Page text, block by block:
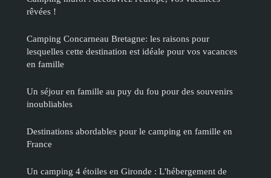
rêvées !
Camping Concarneau Bretagne: les raisons pour
lesquelles cette destination est idéale pour vos vacances
en famille
Un séjour en famille au puy du fou pour des souvenirs
inoubliables
Destinations abordables pour le camping en famille en
France
Un camping 4 étoiles en Gironde : L'hébergement de